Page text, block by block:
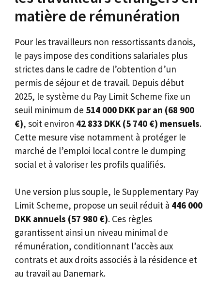
matière de rémunération
Pour les travailleurs non ressortissants danois,
le pays impose des conditions salariales plus
strictes dans le cadre de l’obtention d’un
permis de séjour et de travail. Depuis début
2025, le système du Pay Limit Scheme fixe un
seuil minimum de 514 000 DKK par an (68 900
€), soit environ 42 833 DKK (5 740 €) mensuels.
Cette mesure vise notamment à protéger le
marché de l’emploi local contre le dumping
social et à valoriser les profils qualifiés.
Une version plus souple, le Supplementary Pay
Limit Scheme, propose un seuil réduit à 446 000
DKK annuels (57 980 €). Ces règles
garantissent ainsi un niveau minimal de
rémunération, conditionnant l’accès aux
contrats et aux droits associés à la résidence et
au travail au Danemark.